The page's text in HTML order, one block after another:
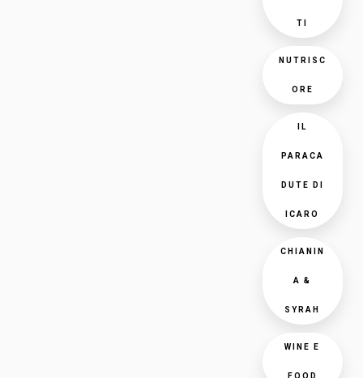
TI
NUTRISC
ORE
IL
PARACA
DUTE DI
ICARO
CHIANIN
A &
SYRAH
WINE E
FOOD